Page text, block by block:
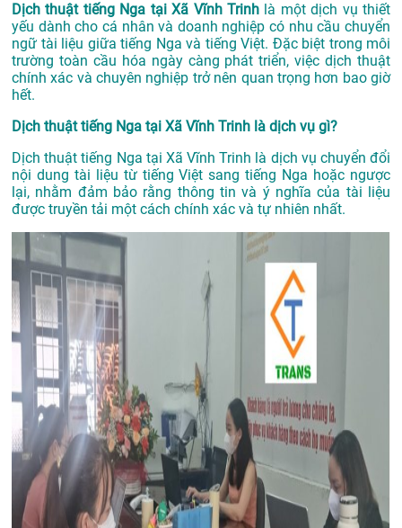
Dịch thuật tiếng Nga tại Xã Vĩnh Trinhlà một dịch vụ thiết
yếu dành cho cá nhân và doanh nghiệp có nhu cầu chuyển
ngữ tài liệu giữa tiếng Nga và tiếng Việt. Đặc biệt trong môi
trường toàn cầu hóa ngày càng phát triển, việc dịch thuật
chính xác và chuyên nghiệp trở nên quan trọng hơn bao giờ
hết.
Dịch thuật tiếng Nga tại Xã Vĩnh Trinh là dịch vụ gì?
Dịch thuật tiếng Nga tại Xã Vĩnh Trinh là dịch vụ chuyển đổi
nội dung tài liệu từ tiếng Việt sang tiếng Nga hoặc ngược
lại, nhằm đảm bảo rằng thông tin và ý nghĩa của tài liệu
được truyền tải một cách chính xác và tự nhiên nhất.